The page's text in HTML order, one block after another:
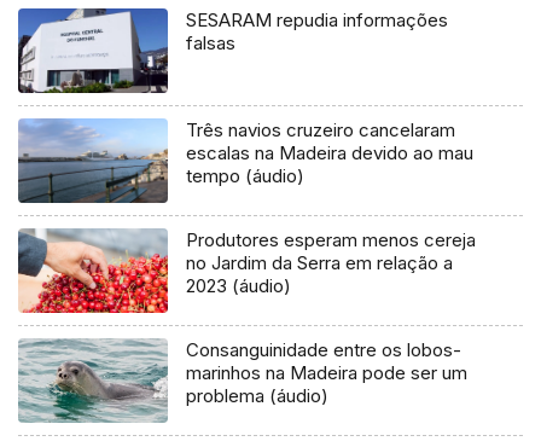
SESARAM repudia informações
falsas
Três navios cruzeiro cancelaram
escalas na Madeira devido ao mau
tempo (áudio)
Produtores esperam menos cereja
no Jardim da Serra em relação a
2023 (áudio)
Consanguinidade entre os lobos-
marinhos na Madeira pode ser um
problema (áudio)